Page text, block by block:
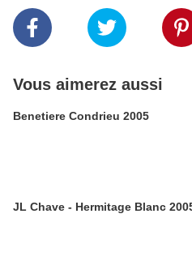
Vous aimerez aussi
Benetiere Condrieu 2005
JL Chave - Hermitage Blanc